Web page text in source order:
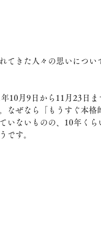
てきた人々の思いについ
10月9日から11月23日
なぜなら「もうすぐ本
いないものの、10年く
です。